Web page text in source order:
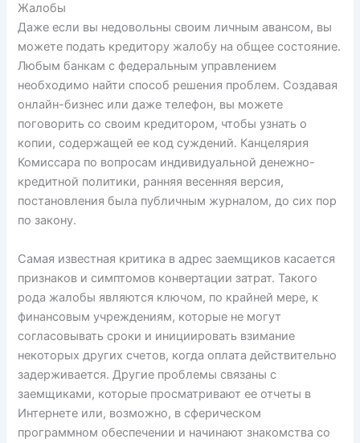
Жалобы
Даже если вы недовольны своим личным авансом, вы
можете подать кредитору жалобу на общее состояние.
Любым банкам с федеральным управлением
необходимо найти способ решения проблем. Создавая
онлайн-бизнес или даже телефон, вы можете
поговорить со своим кредитором, чтобы узнать о
копии, содержащей ее код суждений. Канцелярия
Комиссара по вопросам индивидуальной денежно-
кредитной политики, ранняя весенняя версия,
постановления была публичным журналом, до сих пор
по закону.
Самая известная критика в адрес заемщиков касается
признаков и симптомов конвертации затрат. Такого
рода жалобы являются ключом, по крайней мере, к
финансовым учреждениям, которые не могут
согласовывать сроки и инициировать взимание
некоторых других счетов, когда оплата действительно
задерживается. Другие проблемы связаны с
заемщиками, которые просматривают ее отчеты в
Интернете или, возможно, в сферическом
программном обеспечении и начинают знакомства со